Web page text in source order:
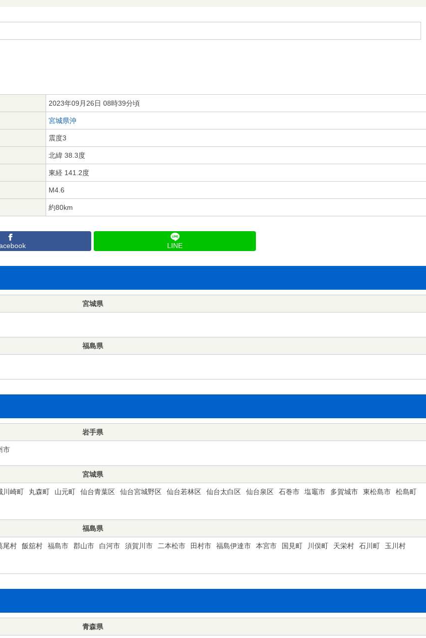
2023年09月26日 08時39分頃
宮城県沖
震度3
北緯 38.3度
東経 141.2度
M4.6
約80km
LINE
宮城県
福島県
岩手県
市
宮城県
川崎町 丸森町 山元町 仙台青葉区 仙台宮城野区 仙台若林区 仙台太白区 仙台泉区 石巻市 塩竈市 多賀城市 東松島市
松島町
福島県
尾村 飯舘村 福島市 郡山市 白河市 須賀川市 二本松市 田村市 福島伊達市 本宮市 国見町 川俣町 天栄村 石川町
玉川村
青森県